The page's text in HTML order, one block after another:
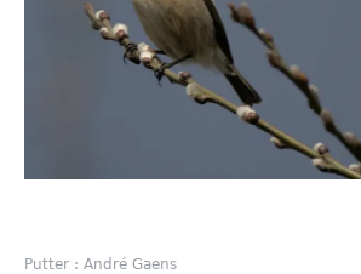
Putter : André Gaens